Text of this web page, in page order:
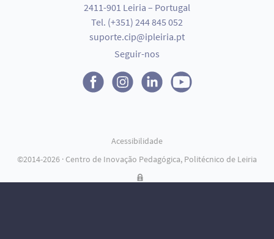
2411-901 Leiria – Portugal
Tel. (+351) 244 845 052
suporte.cip@ipleiria.pt
Seguir-nos
©2014-2026 · Centro de Inovação Pedagógica, Politécnico de Leiria
Acessibilidade